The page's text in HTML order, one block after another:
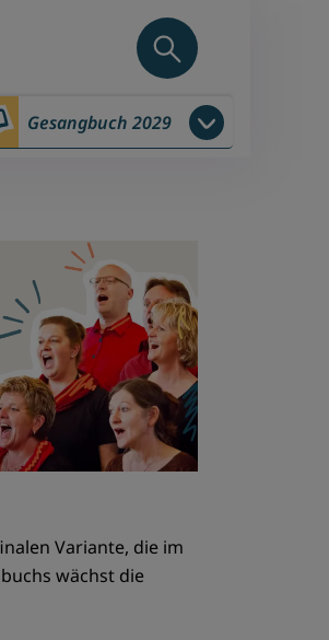
Gesangbuch 2029
Variante, die im
wächst die